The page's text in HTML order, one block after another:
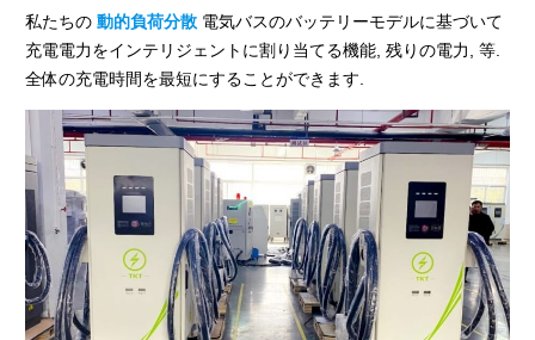
私たちの 動的負荷分散 電気バスのバッテリーモデルに基づいて
充電電力をインテリジェントに割り当てる機能, 残りの電力, 等.
全体の充電時間を最短にすることができます.